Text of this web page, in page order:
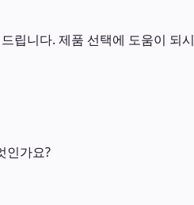
립니다. 제품 선택에 도움이 되시
인가요?